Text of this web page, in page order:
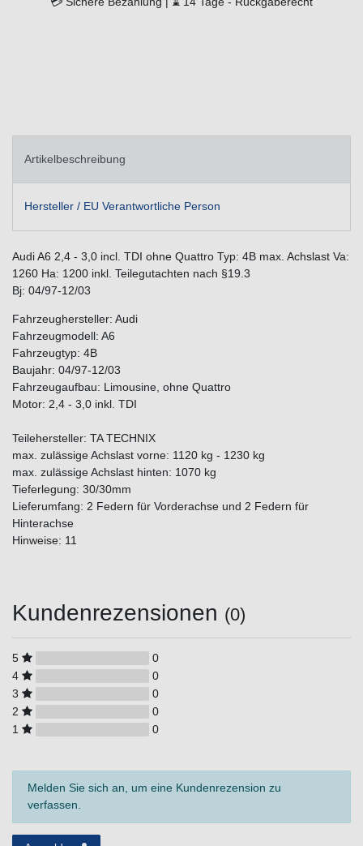
Artikelbeschreibung
Hersteller / EU Verantwortliche Person
Audi A6 2,4 - 3,0 incl. TDI ohne Quattro Typ: 4B max. Achslast Va:
1260 Ha: 1200 inkl. Teilegutachten nach §19.3
Bj: 04/97-12/03
Fahrzeughersteller: Audi
Fahrzeugmodell: A6
Fahrzeugtyp: 4B
Baujahr: 04/97-12/03
Fahrzeugaufbau: Limousine, ohne Quattro
Motor: 2,4 - 3,0 inkl. TDI
Teilehersteller: TA TECHNIX
max. zulässige Achslast vorne: 1120 kg - 1230 kg
max. zulässige Achslast hinten: 1070 kg
Tieferlegung: 30/30mm
Lieferumfang: 2 Federn für Vorderachse und 2 Federn für
Hinterachse
Hinweise: 11
Kundenrezensionen (0)
5
0
4
0
3
0
2
0
1
0
Melden Sie sich an, um eine Kundenrezension zu
verfassen.